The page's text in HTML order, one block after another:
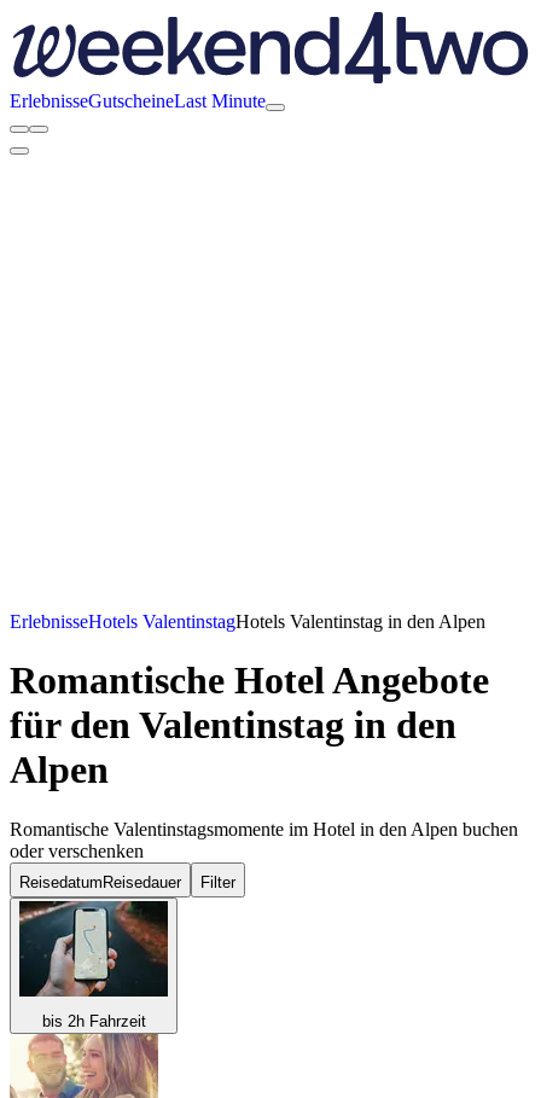
ErlebnisseGutscheineLast Minute
ErlebnisseHotels ValentinstagHotels Valentinstag in den Alpen
Romantische Hotel Angebote
für den Valentinstag in den
Alpen
Romantische Valentinstagsmomente im Hotel in den Alpen buchen
oder verschenken
Reisedatum Reisedauer Filter
bis 2h Fahrzeit